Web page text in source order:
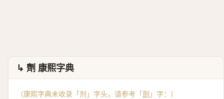
↳ 劑 康熙字典
（康熙字典未收录「剂」字头，请参考「劑 」字：）